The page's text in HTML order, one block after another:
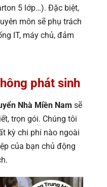
5 lớp…). Đặc biệt,
môn sẽ phụ trách
IT, máy chủ, đảm
phát sinh
Nhà Miền Nam sẽ
trọn gói. Chúng tôi
kỳ chi phí nào ngoài
của bạn chủ động